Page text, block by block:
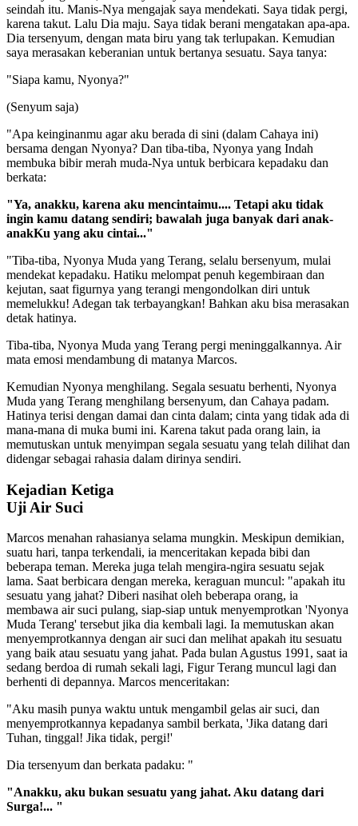
seindah itu. Manis-Nya mengajak saya mendekati. Saya tidak pergi,
karena takut. Lalu Dia maju. Saya tidak berani mengatakan apa-apa.
Dia tersenyum, dengan mata biru yang tak terlupakan. Kemudian
saya merasakan keberanian untuk bertanya sesuatu. Saya tanya:
"Siapa kamu, Nyonya?"
(Senyum saja)
"Apa keinginanmu agar aku berada di sini (dalam Cahaya ini)
bersama dengan Nyonya? Dan tiba-tiba, Nyonya yang Indah
membuka bibir merah muda-Nya untuk berbicara kepadaku dan
berkata:
"Ya, anakku, karena aku mencintaimu.... Tetapi aku tidak
ingin kamu datang sendiri; bawalah juga banyak dari anak-
anakKu yang aku cintai..."
"Tiba-tiba, Nyonya Muda yang Terang, selalu bersenyum, mulai
mendekat kepadaku. Hatiku melompat penuh kegembiraan dan
kejutan, saat figurnya yang terangi mengondolkan diri untuk
memelukku! Adegan tak terbayangkan! Bahkan aku bisa merasakan
detak hatinya.
Tiba-tiba, Nyonya Muda yang Terang pergi meninggalkannya. Air
mata emosi mendambung di matanya Marcos.
Kemudian Nyonya menghilang. Segala sesuatu berhenti, Nyonya
Muda yang Terang menghilang bersenyum, dan Cahaya padam.
Hatinya terisi dengan damai dan cinta dalam; cinta yang tidak ada di
mana-mana di muka bumi ini. Karena takut pada orang lain, ia
memutuskan untuk menyimpan segala sesuatu yang telah dilihat dan
didengar sebagai rahasia dalam dirinya sendiri.
Kejadian Ketiga
Uji Air Suci
Marcos menahan rahasianya selama mungkin. Meskipun demikian,
suatu hari, tanpa terkendali, ia menceritakan kepada bibi dan
beberapa teman. Mereka juga telah mengira-ngira sesuatu sejak
lama. Saat berbicara dengan mereka, keraguan muncul: "apakah itu
sesuatu yang jahat? Diberi nasihat oleh beberapa orang, ia
membawa air suci pulang, siap-siap untuk menyemprotkan 'Nyonya
Muda Terang' tersebut jika dia kembali lagi. Ia memutuskan akan
menyemprotkannya dengan air suci dan melihat apakah itu sesuatu
yang baik atau sesuatu yang jahat. Pada bulan Agustus 1991, saat ia
sedang berdoa di rumah sekali lagi, Figur Terang muncul lagi dan
berhenti di depannya. Marcos menceritakan:
"Aku masih punya waktu untuk mengambil gelas air suci, dan
menyemprotkannya kepadanya sambil berkata, 'Jika datang dari
Tuhan, tinggal! Jika tidak, pergi!'
Dia tersenyum dan berkata padaku: "
"Anakku, aku bukan sesuatu yang jahat. Aku datang dari
Surga!... "